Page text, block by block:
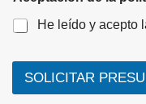
e
c
r
n
He leído y acepto
SOLICITAR